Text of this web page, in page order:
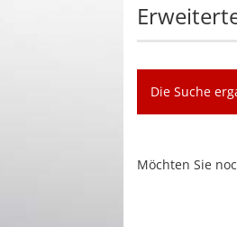
Die Suche
SIE
Möchten Sie